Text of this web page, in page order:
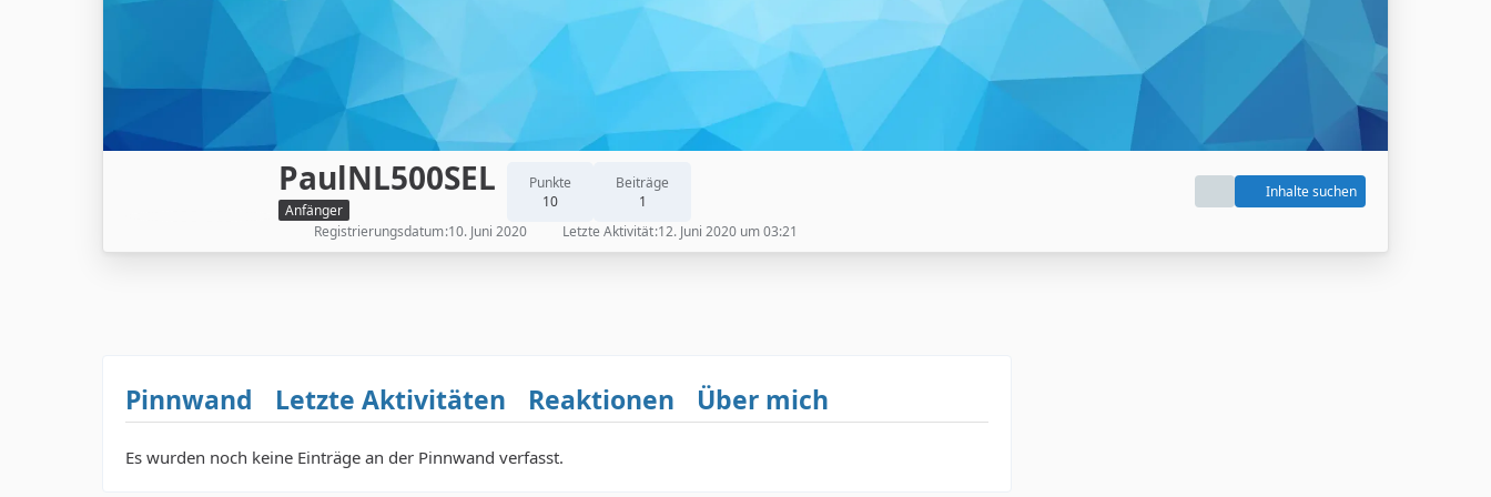
PaulNL500SEL
Anfänger
Punkte
10
Beiträge
1
Inhalte suchen
Registrierungsdatum 10. Juni 2020 Letzte Aktivität 12. Juni 2020 um 03:21
Pinnwand Letzte Aktivitäten Reaktionen Über mich
Es wurden noch keine Einträge an der Pinnwand verfasst.